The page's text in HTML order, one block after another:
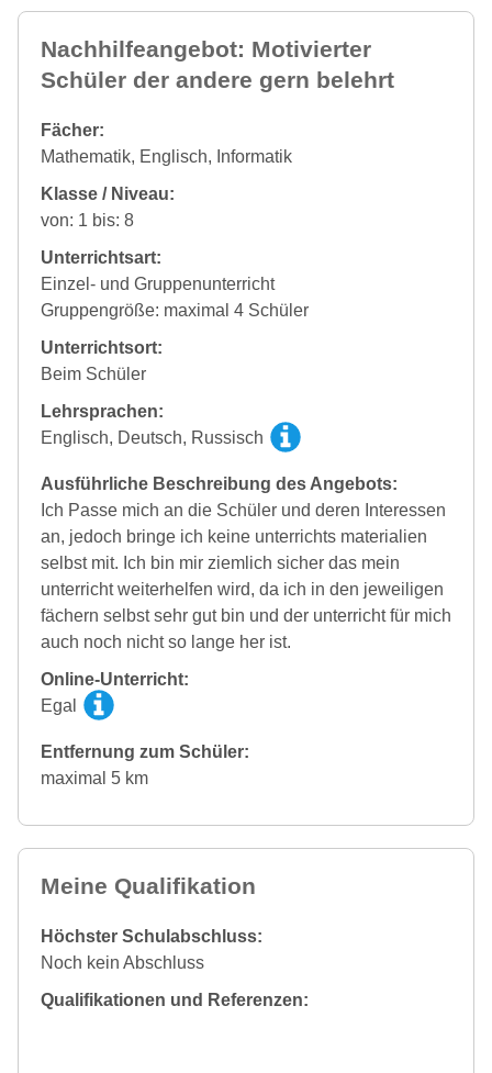
Nachhilfeangebot: Motivierter
Schüler der andere gern belehrt
Fächer:
Mathematik, Englisch, Informatik
Klasse / Niveau:
von: 1 bis: 8
Unterrichtsart:
Einzel- und Gruppenunterricht
Gruppengröße: maximal 4 Schüler
Unterrichtsort:
Beim Schüler
Lehrsprachen:
Englisch, Deutsch, Russisch
Ausführliche Beschreibung des Angebots:
Ich Passe mich an die Schüler und deren Interessen
an, jedoch bringe ich keine unterrichts materialien
selbst mit. Ich bin mir ziemlich sicher das mein
unterricht weiterhelfen wird, da ich in den jeweiligen
fächern selbst sehr gut bin und der unterricht für mich
auch noch nicht so lange her ist.
Online-Unterricht:
Egal
Entfernung zum Schüler:
maximal 5 km
Meine Qualifikation
Höchster Schulabschluss:
Noch kein Abschluss
Qualifikationen und Referenzen: